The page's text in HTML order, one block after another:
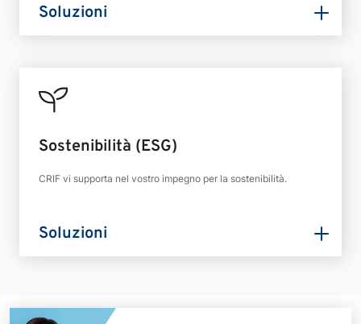
Soluzioni
Sostenibilità (ESG)
CRIF vi supporta nel vostro impegno per la sostenibilità.
Soluzioni